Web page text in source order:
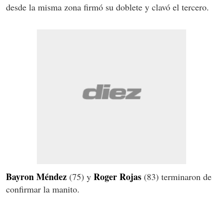
desde la misma zona firmó su doblete y clavó el tercero.
Bayron Méndez (75) y Roger Rojas (83) terminaron de
confirmar la manito.